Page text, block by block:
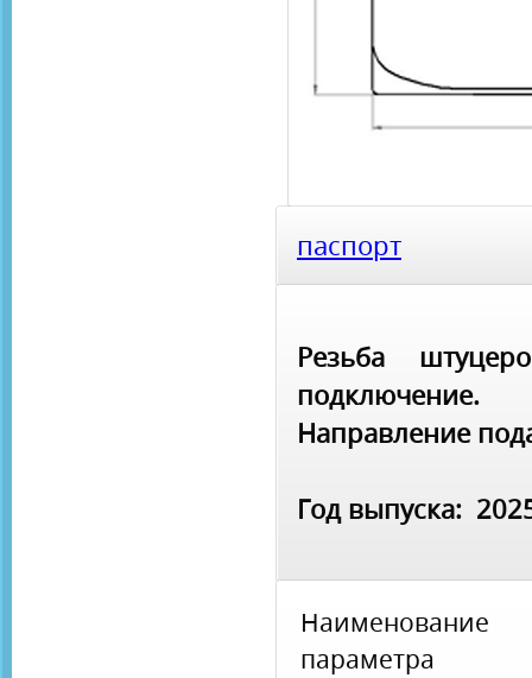
паспорт
Резьба
подключение.
Направление
Год выпуска:
Наименование
параметра